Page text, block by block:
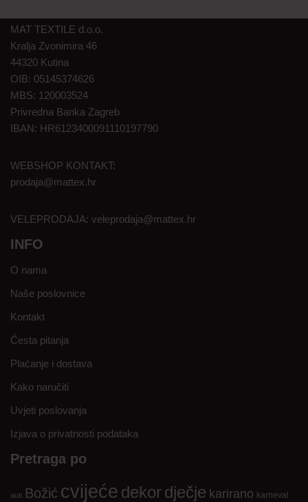
MAT TEXTILE d.o.o.
Kralja Zvonimira 46
44320 Kutina
OIB: 05145374626
MBS: 120003524
Privredna Banka Zagreb
IBAN: HR6123400091110197790
WEBSHOP KONTAKT:
prodaja@mattex.hr
VELEPRODAJA: veleprodaja@mattex.hr
INFO
O nama
Naše poslovnice
Kontakt
Česta pitanja
Plaćanje i dostava
Kako naručiti
Uvjeti poslovanja
Izjava o privatnosti podataka
Pretraga po
auti Božić cvijeće dekordječje karirano karneval